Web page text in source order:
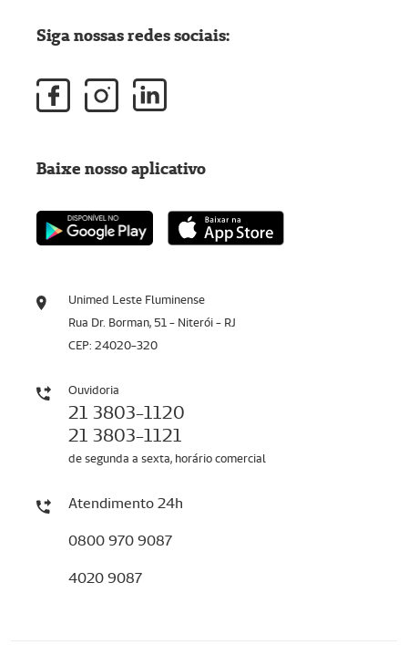
Unimed Leste Fluminense
Rua Dr. Borman, 51 - Niterói - RJ
CEP: 24020-320
Ouvidoria
21 3803-1120
21 3803-1121
de segunda a sexta, horário comercial
Atendimento 24h
0800 970 9087
4020 9087
Siga nossas redes sociais:
Baixe nosso aplicativo